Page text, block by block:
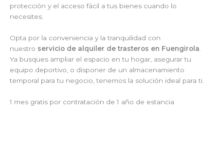
protección y el acceso fácil a tus bienes cuando lo
necesites.
Opta por la conveniencia y la tranquilidad con
nuestro servicio de alquiler de trasteros en Fuengirola
Ya busques ampliar el espacio en tu hogar, asegurar tu
equipo deportivo, o disponer de un almacenamiento
temporal para tu negocio, tenemos la solución ideal para ti.
1 mes gratis por contratación de 1 año de estancia